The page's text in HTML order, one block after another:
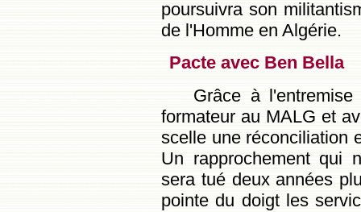
poursuivra son
de l'Homme en Algérie.
Pacte avec Ben Bella
Grâce à
formateur au MALG et
scelle une réconciliation
Un rapprochement qui
sera tué deux années
pointe du doigt les